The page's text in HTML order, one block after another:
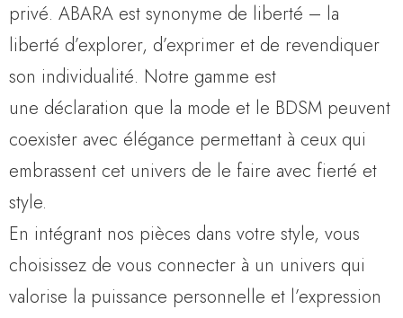
privé. ABARA est synonyme de liberté – la
liberté d’explorer, d’exprimer et de revendiquer
son individualité. Notre gamme est
une déclaration que la mode et le BDSM peuvent
coexister avec élégance permettant à ceux qui
embrassent cet univers de le faire avec fierté et
style.
En intégrant nos pièces dans votre style, vous
choisissez de vous connecter à un univers qui
valorise la puissance personnelle et l’expression